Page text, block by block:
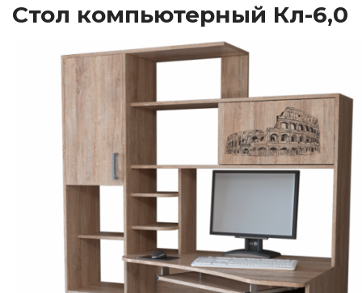
Стол компьютерный Кл-6,0